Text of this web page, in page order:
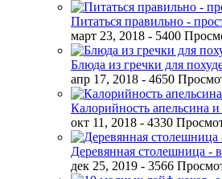
Питаться правильно -
март 23, 2018 - 5400
Блюда из гречки для
апр 17, 2018 - 4650
Калорийность апельсина
окт 11, 2018 - 4330
Деревянная столешница -
дек 25, 2019 - 3566